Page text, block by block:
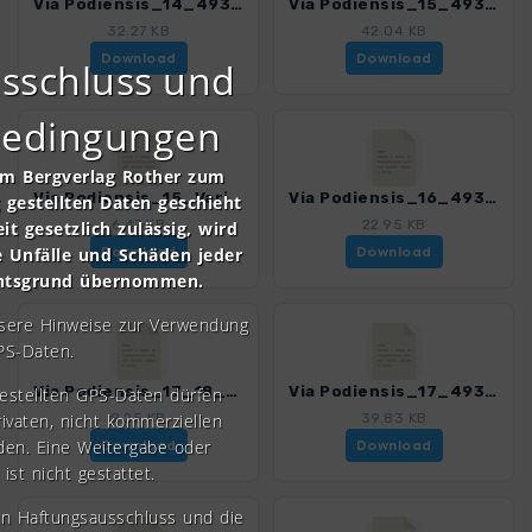
Via Podiensis_14_4939_4.gpx
32.27 KB
Download
Via Podiensis_15_4939_4.gpx
42.04 KB
Download
Via Podiensis_15_Variante_4939_4.gpx
6.47 KB
Download
Via Podiensis_16_4939_4.gpx
22.95 KB
Download
Via Podiensis_17_18_Variante_4939_4.gpx
9.25 KB
Download
Via Podiensis_17_4939_4.gpx
39.83 KB
Download
und
Bergverlag Rother zum
Daten geschieht
gesetzlich zulässig, wird
und Schäden jeder
übernommen.
Hinweise zur Verwendung
Daten.
GPS-Daten dürfen
nicht kommerziellen
Eine Weitergabe oder
ist nicht gestattet.
Haftungsausschluss und die